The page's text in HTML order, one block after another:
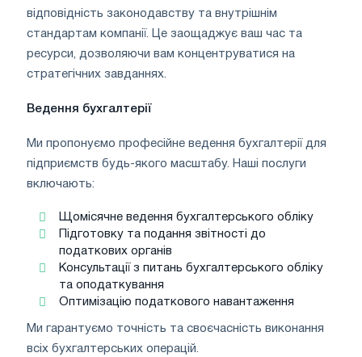
відповідність законодавству та внутрішнім
стандартам компанії. Це заощаджує ваш час та
ресурси, дозволяючи вам концентруватися на
стратегічних завданнях.
Ведення бухгалтерії
Ми пропонуємо професійне ведення бухгалтерії для
підприємств будь-якого масштабу. Наші послуги
включають:
Щомісячне ведення бухгалтерського обліку
Підготовку та подання звітності до
податкових органів
Консультації з питань бухгалтерського обліку
та оподаткування
Оптимізацію податкового навантаження
Ми гарантуємо точність та своєчасність виконання
всіх бухгалтерських операцій.